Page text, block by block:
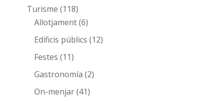
Turisme (118)
Allotjament(6)
Edificis públics (12)
Festes (11)
Gastronomía (2)
On-menjar(41)